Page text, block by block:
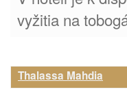
vyžitia na
Thalassa Mahdia